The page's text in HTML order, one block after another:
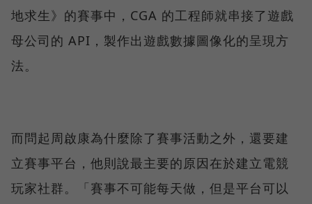
地求生》的賽事中，CGA 的工程師就串接了遊戲
母公司的 API，製作出遊戲數據圖像化的呈現方
法。
而問起周啟康為什麼除了賽事活動之外，還要建
立賽事平台，他則說最主要的原因在於建立電競
玩家社群。「賽事不可能每天做，但是平台可以